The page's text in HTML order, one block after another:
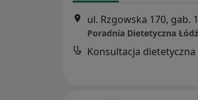
ul. Rzgowska 170, gab.
Konsultacja